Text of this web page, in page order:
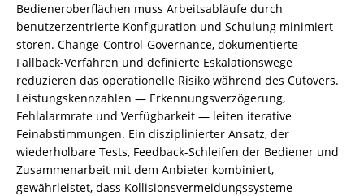
Bedieneroberflächen muss Arbeitsabläufe durch
benutzerzentrierte Konfiguration und Schulung minimiert
stören. Change-Control-Governance, dokumentierte
Fallback-Verfahren und definierte Eskalationswege
reduzieren das operationelle Risiko während des Cutovers.
Leistungskennzahlen — Erkennungsverzögerung,
Fehlalarmrate und Verfügbarkeit — leiten iterative
Feinabstimmungen. Ein disziplinierter Ansatz, der
wiederholbare Tests, Feedback-Schleifen der Bediener und
Zusammenarbeit mit dem Anbieter kombiniert,
gewährleistet, dass Kollisionsvermeidungssysteme